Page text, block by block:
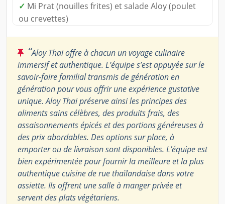
✓ Mi Prat (nouilles frites) et salade Aloy (poulet
ou crevettes)
“Aloy Thai offre à chacun un voyage culinaire
immersif et authentique. L’équipe s’est appuyée sur le
savoir-faire familial transmis de génération en
génération pour vous offrir une expérience gustative
unique. Aloy Thai préserve ainsi les principes des
aliments sains célèbres, des produits frais, des
assaisonnements épicés et des portions généreuses à
des prix abordables. Des options sur place, à
emporter ou de livraison sont disponibles. L’équipe est
bien expérimentée pour fournir la meilleure et la plus
authentique cuisine de rue thaïlandaise dans votre
assiette. Ils offrent une salle à manger privée et
servent des plats végétariens.